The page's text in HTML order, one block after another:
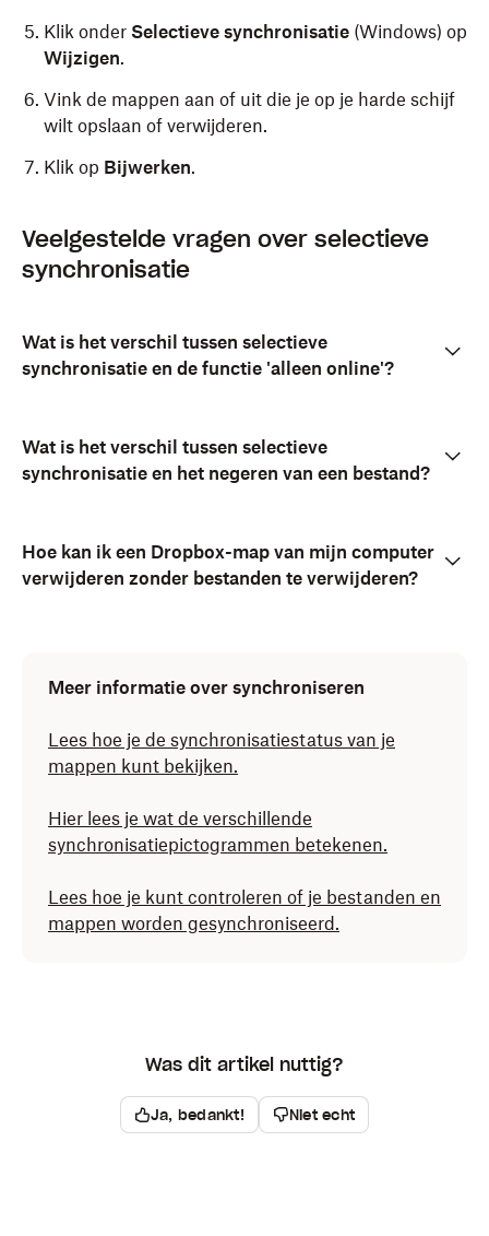
Klik onder Selectieve synchronisatie (Windows) op
Wijzigen.
Vink de mappen aan of uit die je op je harde schijf
wilt opslaan of verwijderen.
Klik op Bijwerken.
Klik op
(Dropbox) in de menubalk.
Klik op je avatar (profielfoto of initialen) in
Klik opVoorkeuren.
Klik op het tabbladSynchroniseren.
synchroniseren(Mac) opWijzigen
Vink de mappen aan of uit die je op je harde schijf
Klik opBijwerken.
Klik op
(Dropbox) in het systeemvak.
Klik opVoorkeuren
Selecteer de mappen op je harde schijf die je wilt
toevoegen of verwijderen:
synchroniseren.
Vink de vakjes uit naast de mappen waarvoor je
Klik opOK.
Veelgestelde vragen over selectieve
synchronisatie
Wat is het verschil tussen selectieve
synchronisatie en de functie 'alleen online'?
Wat is het verschil tussen selectieve
synchronisatie en het negeren van een bestand?
Hoe kan ik een Dropbox-map van mijn computer
verwijderen zonder bestanden te verwijderen?
Meer informatie over synchroniseren
Lees hoe je de synchronisatiestatus van je
mappen kunt bekijken.
Hier lees je wat de verschillende
synchronisatiepictogrammen betekenen.
Lees hoe je kunt controleren of je bestanden en
mappen worden gesynchroniseerd.
Was dit artikel nuttig?
Ja, bedankt! Niet echt